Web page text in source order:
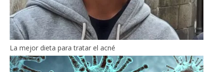
La mejor dieta para tratar el acné